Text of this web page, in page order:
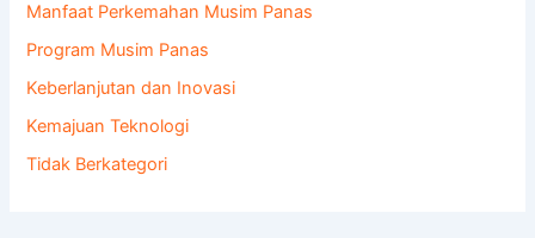
Manfaat Perkemahan Musim Panas
Program Musim Panas
Keberlanjutan dan Inovasi
Kemajuan Teknologi
Tidak Berkategori